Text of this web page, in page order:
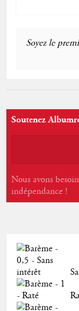
Soyez le
Soutenez
Nous avons
indépendance !